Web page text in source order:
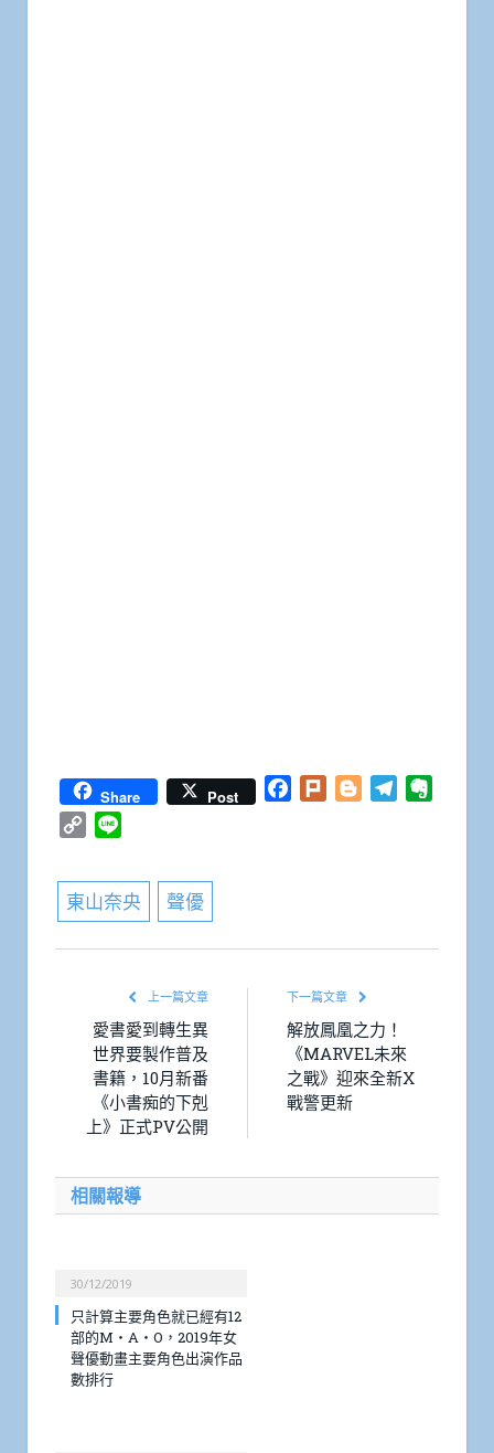
Share Post Facebook
Plurk BloggerTelegram
Copy
東山奈央 聲優
上一篇文章
愛書愛到轉生異
世界要製作普及
書籍，10月新番
《小書痴的下剋
上》正式PV公開
下一篇文章
解放鳳凰之力！
《MARVEL未來
之戰》迎來全新X
戰警更新
相關報導
30/12/2019
只計算主要角色就已經有12
部的M・A・O，2019年女
聲優動畫主要角色出演作品
數排行